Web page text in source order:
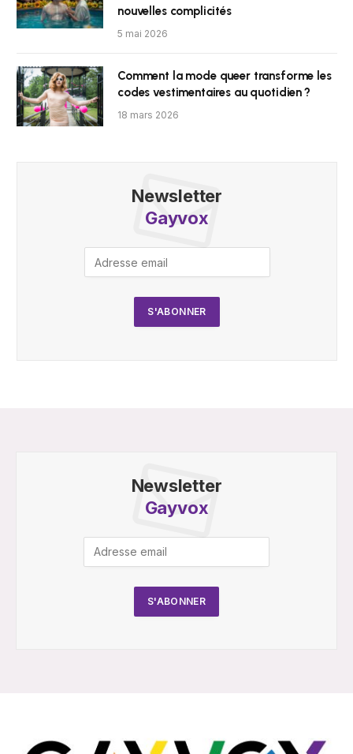
nouvelles complicités
5 mai 2026
Comment la mode queer transforme les
codes vestimentaires au quotidien ?
18 mars 2026
Newsletter
Gayvox
Newsletter
Gayvox